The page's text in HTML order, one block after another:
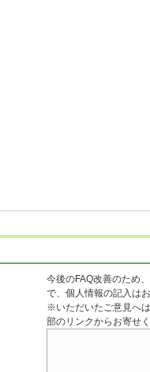
今後のFAQ改善のため
で、個人情報の記入は
※いただいたご意見へ
部のリンクからお寄せく